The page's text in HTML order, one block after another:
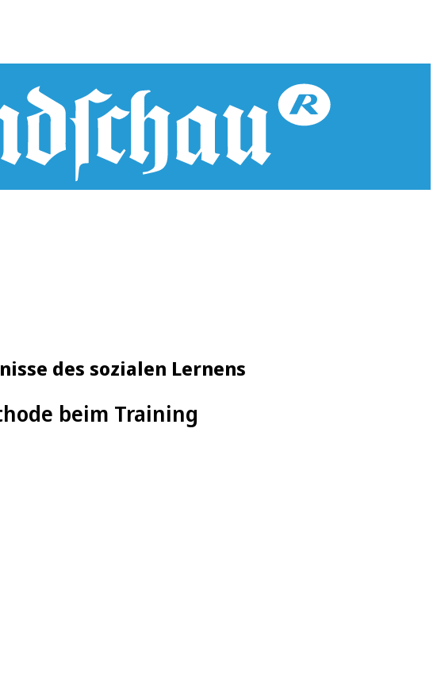
des sozialen Lernens
beim Training